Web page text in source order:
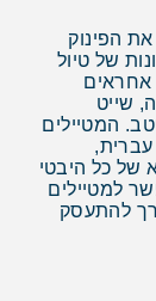
הפינוק
של טיול
אחראים
שייט
המטיילים
עברית,
של כל היבטי
למטיילים
להתעסק